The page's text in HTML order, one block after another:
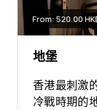
From: 520.00
地堡
香港最刺激
冷戰時期的